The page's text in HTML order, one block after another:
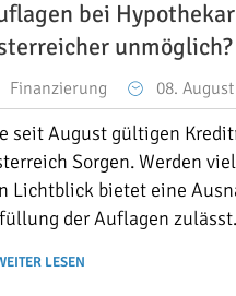
bei
unmöglich?
Finanzierung 08.
seit August gültigen
Sorgen. Werden
Lichtblick bietet eine
der Auflagen zulässt.
LESEN